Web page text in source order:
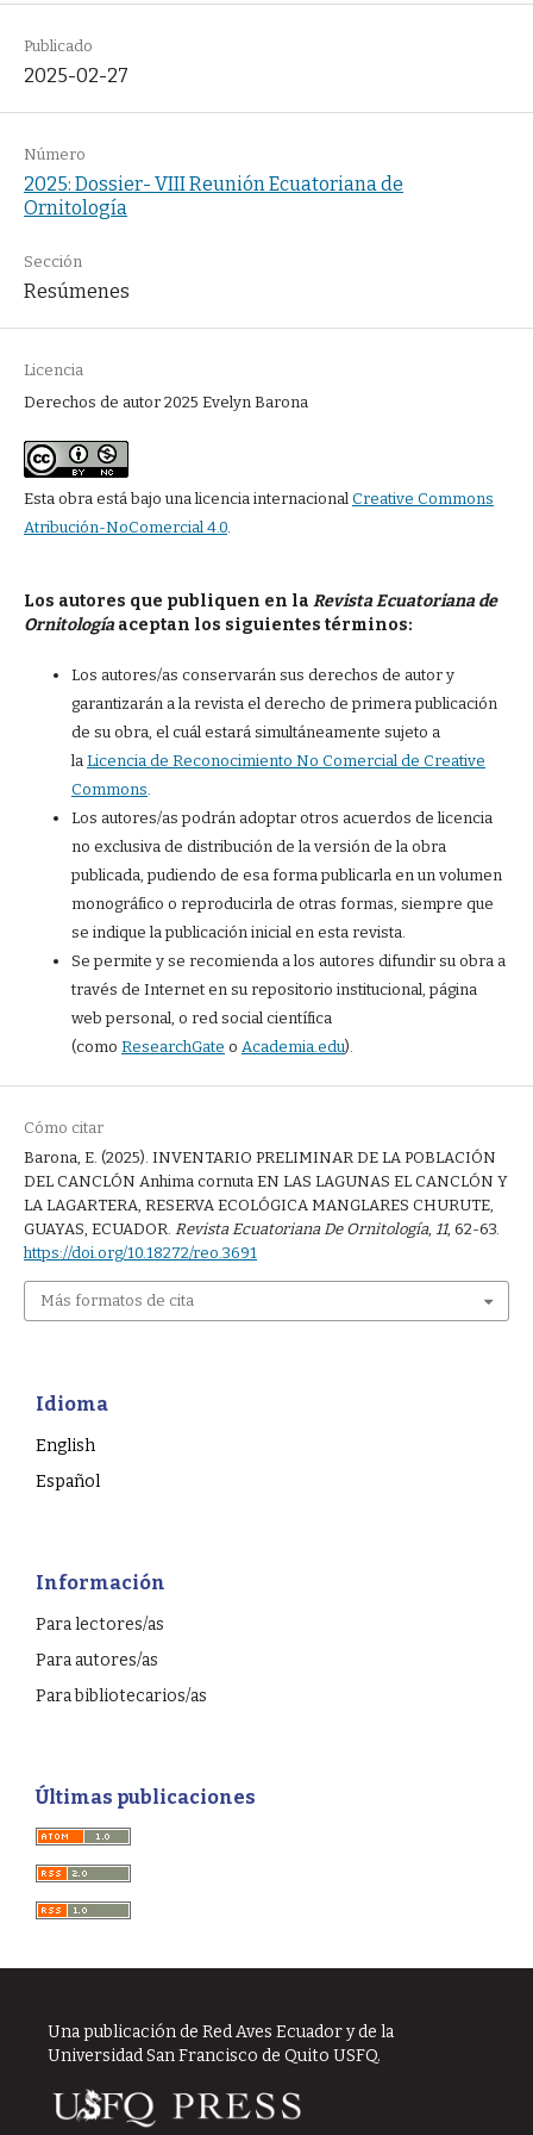
Publicado
2025-02-27
Número
2025: Dossier- VIII Reunión Ecuatoriana de
Ornitología
Sección
Resúmenes
Licencia
Derechos de autor 2025 Evelyn Barona
Esta obra está bajo una licencia internacional Creative Commons
Atribución-NoComercial 4.0.
Los autores que publiquen en la Revista Ecuatoriana de
Ornitologíaaceptan los siguientes términos:
Los autores/as conservarán sus derechos de autor y
garantizarán a la revista el derecho de primera publicación
de su obra, el cuál estará simultáneamente sujeto a
la Licencia de Reconocimiento No Comercial de Creative
Commons
Los autores/as podrán adoptar otros acuerdos de licencia
no exclusiva de distribución de la versión de la obra
publicada, pudiendo de esa forma publicarla en un volumen
monográfico o reproducirla de otras formas, siempre que
se indique la publicación inicial en esta revista.
Se permite y se recomienda a los autores difundir su obra a
través de Internet en su repositorio institucional, página
web personal, o red social científica
(como ResearchGate o Academia.edu).
Cómo citar
Barona, E. (2025). INVENTARIO PRELIMINAR DE LA POBLACIÓN
DEL CANCLÓN Anhima cornuta EN LAS LAGUNAS EL CANCLÓN Y
LA LAGARTERA, RESERVA ECOLÓGICA MANGLARES CHURUTE,
GUAYAS, ECUADOR. Revista Ecuatoriana De Ornitología, 11, 62-63.
https://doi.org/10.18272/reo.3691
Más formatos de cita
Idioma
English
Español
Información
Para lectores/as
Para autores/as
Para bibliotecarios/as
Últimas publicaciones
Una publicación de Red Aves Ecuador y de la
Universidad San Francisco de Quito USFQ.